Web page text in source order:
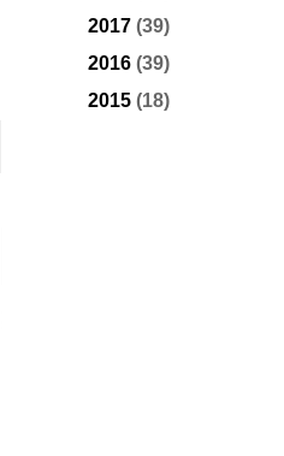
2017 (39)
2016 (39)
2015 (18)